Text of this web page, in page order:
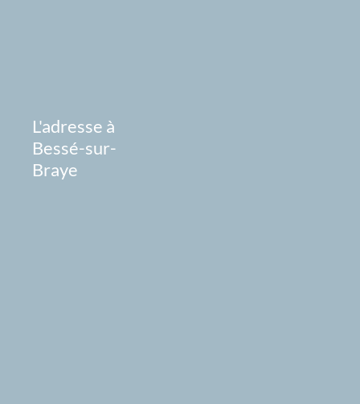
L'adresse à
Bessé-sur-
Braye